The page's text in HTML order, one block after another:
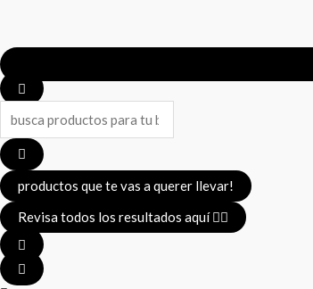
Search
...
productos que te vas a querer llevar!
Revisa todos los resultados aquí 👈🏼